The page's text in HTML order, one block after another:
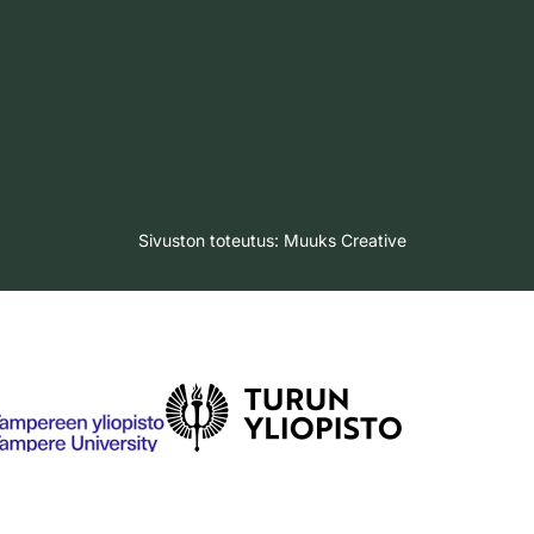
Sivuston toteutus: Muuks Creative